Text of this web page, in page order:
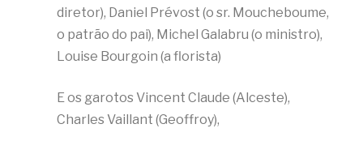
diretor), Daniel Prévost (o sr. Moucheboume,
o patrão do pai), Michel Galabru (o ministro),
Louise Bourgoin (a florista)
E os garotos Vincent Claude (Alceste),
Charles Vaillant (Geoffroy),